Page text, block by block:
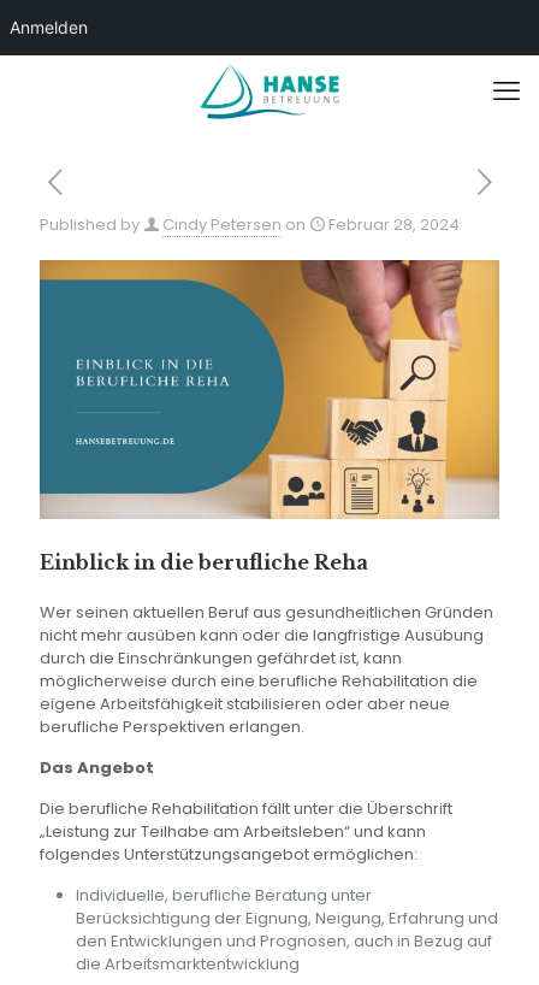
Published by Cindy Petersen on Februar 28, 2024
Einblick in die berufliche Reha
Wer seinen aktuellen Beruf aus gesundheitlichen Gründen
nicht mehr ausüben kann oder die langfristige Ausübung
durch die Einschränkungen gefährdet ist, kann
möglicherweise durch eine berufliche Rehabilitation die
eigene Arbeitsfähigkeit stabilisieren oder aber neue
berufliche Perspektiven erlangen.
Das Angebot
Die berufliche Rehabilitation fällt unter die Überschrift
„Leistung zur Teilhabe am Arbeitsleben“ und kann
folgendes Unterstützungsangebot ermöglichen:
Individuelle, berufliche Beratung unter
Berücksichtigung der Eignung, Neigung, Erfahrung und
den Entwicklungen und Prognosen, auch in Bezug auf
die Arbeitsmarktentwicklung
Anmelden